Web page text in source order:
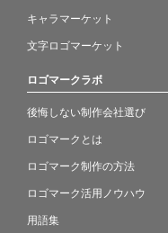
キャラマーケット
文字ロゴマーケット
ロゴマークラボ
後悔しない制作会社選び
ロゴマークとは
ロゴマーク制作の方法
ロゴマーク活用ノウハウ
用語集